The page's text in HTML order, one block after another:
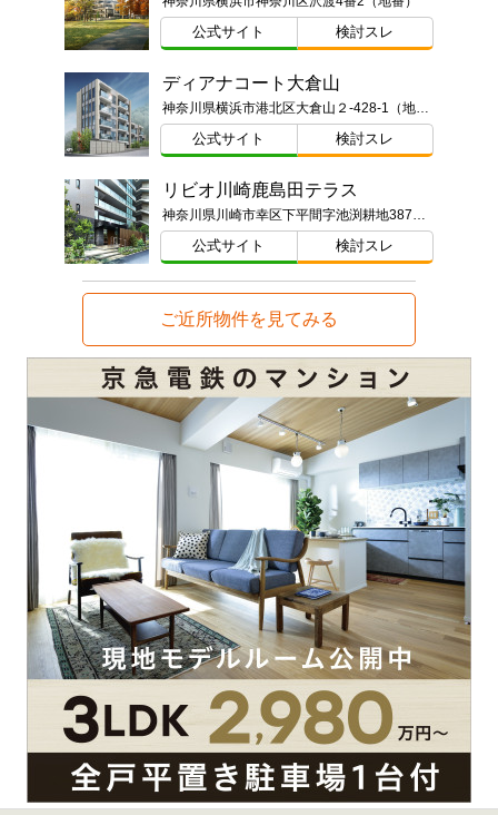
公式サイト 検討スレ
ディアナコート大倉山
神奈川県横浜市港北区大倉山２-428-1（地番）
公式サイト 検討スレ
リビオ川崎鹿島田テラス
神奈川県川崎市幸区下平間字池渕耕地387番1（地番）
公式サイト 検討スレ
ご近所物件を見てみる